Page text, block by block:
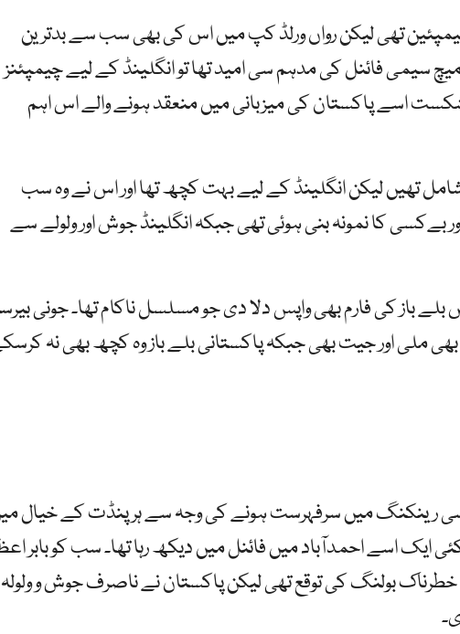
تھی لیکن رواں ورلڈ کپ میں اس کی بھی سب سے بدترین
سیمی فائنل کی مدہم سی امید تھا تو انگلینڈ کے لیے چیمپئنز
اسے پاکستان کی میزبانی میں منعقد ہونے والے اس اہم
تھیں لیکن انگلینڈ کے لیے بہت کچھ تھا اور اس نے وہ سب
بےکسی کا نمونہ بنی ہوئی تھی جبکہ انگلینڈ جوش اور ولولے سے
باز کی فارم بھی واپس دلا دی جو مسلسل ناکام تھا۔ جونی
ملی اور جیت بھی جبکہ پاکستانی بلے باز وہ کچھ بھی نہ
رینکنگ میں سرفہرست ہونے کی وجہ سے ہر پنڈت کے خیال
ایک اسے احمدآباد میں فائنل میں دیکھ رہا تھا۔ سب کو بابر
بولنگ کی توقع تھی لیکن پاکستان نے ناصرف جوش و ولولہ